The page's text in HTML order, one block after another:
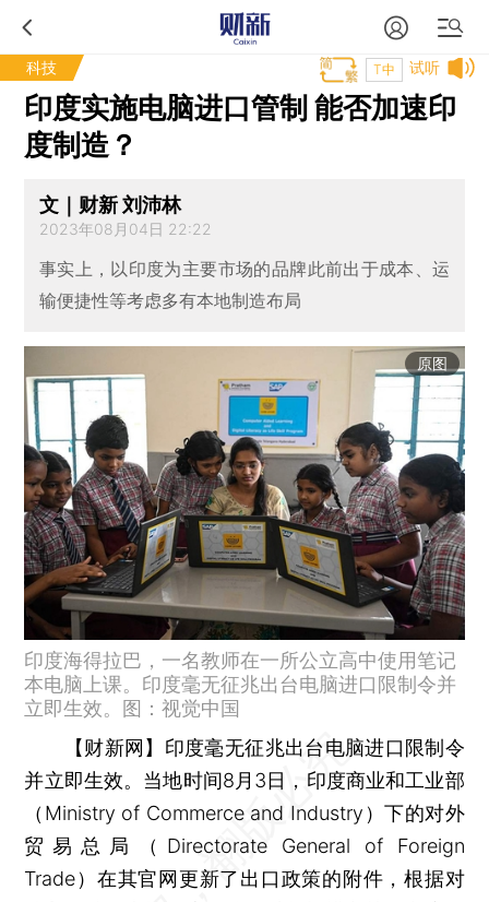
科技 试听
T中
印度实施电脑进口管制 能否加速印
度制造？
文｜财新 刘沛林
2023年08月04日 22:22
事实上，以印度为主要市场的品牌此前出于成本、运
输便捷性等考虑多有本地制造布局
原图
印度海得拉巴，一名教师在一所公立高中使用笔记
本电脑上课。印度毫无征兆出台电脑进口限制令并
立即生效。图：视觉中国
【财新网】 印度毫无征兆出台电脑进口限制令
并立即生效。当地时间8月3日，印度商业和工业部
（Ministry of Commerce and Industry）下的对外
贸易总局（Directorate General of Foreign
Trade）在其官网更新了出口政策的附件，根据对